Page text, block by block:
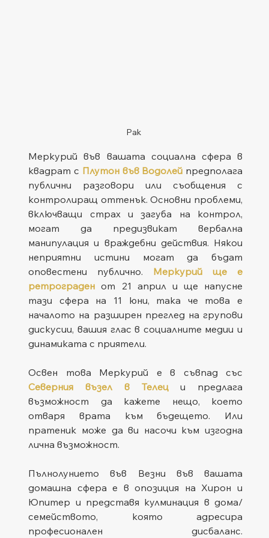
Рак
Меркурий във вашата социална сфера в
квадрат с Плутон във Водолей предполага
публични разговори или съобщения с
контролиращ оттенък. Основни проблеми,
включващи страх и загуба на контрол,
могат да предизвикат вербална
манипулация и враждебни действия. Някои
неприятни истини могат да бъдат
оповестени публично. Меркурий ще е
ретрограден от 21 април и ще напусне
тази сфера на 11 юни, така че това е
началото на разширен преглед на групови
дискусии, вашия глас в социалните медии и
динамиката с приятели.
Северния възел в Телец и предлага
възможност да кажете нещо, което
отваря врата към бъдещето. Или
пратеник може да ви насочи към изгодна
лична възможност.
Пълнолунието във Везни във вашата
домашна сфера е в опозиция на Хирон и
Юпитер и представя кулминация в дома/
семейството, която адресира
професионален дисбаланс.